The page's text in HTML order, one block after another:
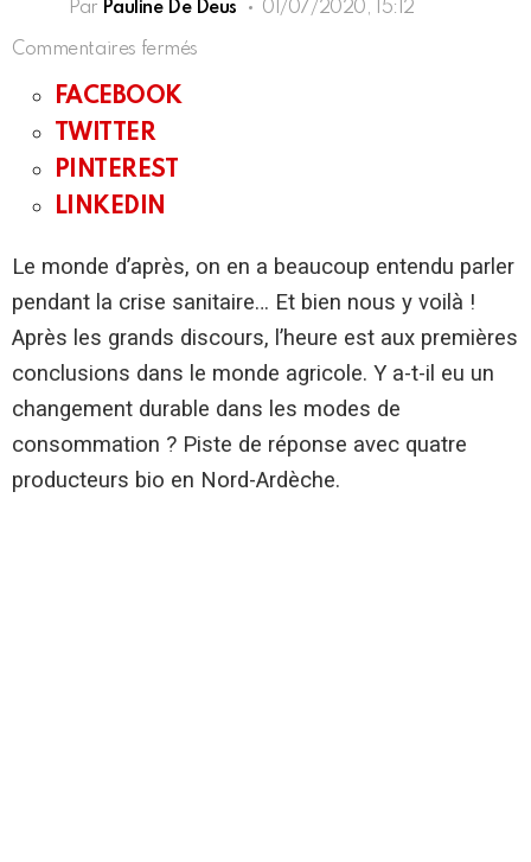
Par Pauline De Deus 01/07/2020, 15:12
Commentaires fermés
se
attendre
FACEBOOK
TWITTER
PINTEREST
LINKEDIN
Le monde d’après, on en a beaucoup entendu parler
pendant la crise sanitaire… Et bien nous y voilà !
Après les grands discours, l’heure est aux premières
conclusions dans le monde agricole. Y a-t-il eu un
changement durable dans les modes de
consommation ? Piste de réponse avec quatre
producteurs bio en Nord-Ardèche.